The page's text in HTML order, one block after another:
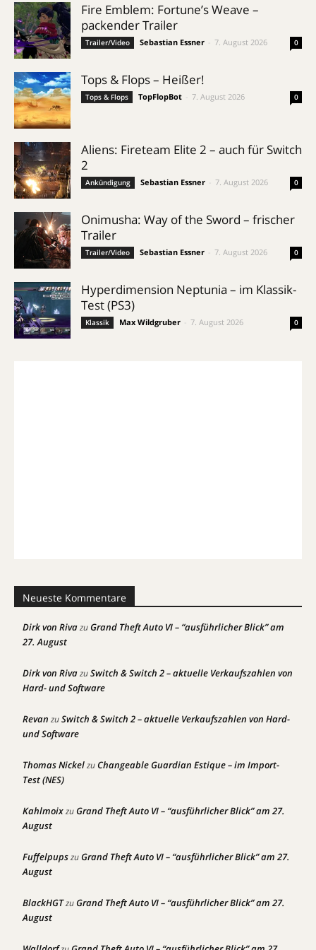
Fire Emblem: Fortune’s Weave –
packender Trailer
Trailer/Video Sebastian Essner 7. August 2026 0
Tops & Flops – Heißer!
Tops & Flops TopFlopBot 7. August 2026 0
Aliens: Fireteam Elite 2 – auch für Switch
2
Ankündigung Sebastian Essner 7. August 2026 0
Onimusha: Way of the Sword – frischer
Trailer
Trailer/Video Sebastian Essner 7. August 2026 0
Hyperdimension Neptunia – im Klassik-
Test (PS3)
Klassik Max Wildgruber 7. August 2026 0
Neueste Kommentare
Dirk von RivazuGrand Theft Auto VI – “ausführlicher Blick” am
27. August
Dirk von RivazuSwitch & Switch 2 – aktuelle Verkaufszahlen von
Hard- und Software
Revan zuSwitch & Switch 2 – aktuelle Verkaufszahlen von Hard-
und Software
Thomas NickelzuChangeable Guardian Estique – im Import-
Test (NES)
KahlmoixzuGrand Theft Auto VI – “ausführlicher Blick” am 27.
August
FuffelpupszuGrand Theft Auto VI – “ausführlicher Blick” am 27.
August
BlackHGTzuGrand Theft Auto VI – “ausführlicher Blick” am 27.
August